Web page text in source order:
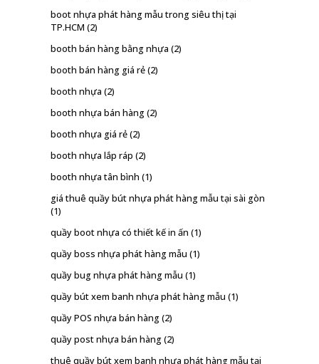
boot nhựa phát hàng mẫu trong siêu thị tại
TP.HCM (2)
booth bán hàng bằng nhựa (2)
booth bán hàng giá rẻ(2)
booth nhựa (2)
booth nhựa bán hàng(2)
booth nhựa giá rẻ(2)
booth nhựa lắp ráp (2)
booth nhựa tân bình (1)
giá thuê quầy bút nhựa phát hàng mẫu tại sài gòn
(1)
quầy boot nhựa có thiết kế in ấn (1)
quầy boss nhựa phát hàng mẫu (1)
quầy bug nhựa phát hàng mẫu (1)
quầy bút xem banh nhựa phát hàng mẫu (1)
quầy POS nhựa bán hàng(2)
quầy post nhựa bán hàng(2)
thuê quầy bút xem banh nhựa phát hàng mẫu tại